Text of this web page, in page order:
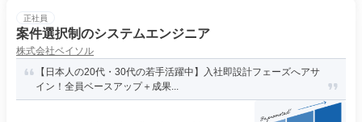
正社員
案件選択制のシステムエンジニア
株式会社ベイソル
【日本人の20代・30代の若手活躍中】入社即設計フェーズへアサ
イン！全員ベースアップ＋成果...